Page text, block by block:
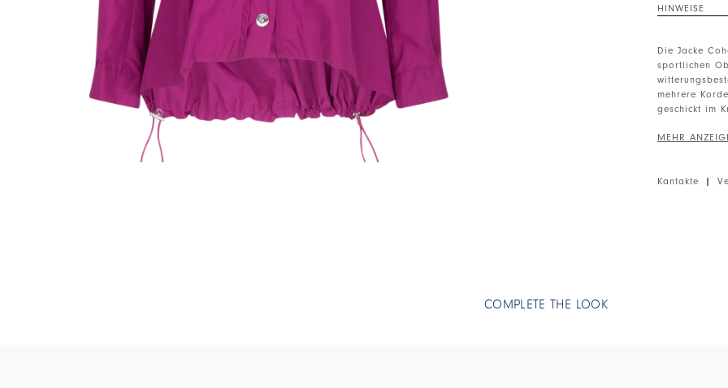
HINWEISE
Die Jacke
sportlichen
mehrere
geschickt im
der Brust.
Kantakte |
COMPLETE THE LOOK